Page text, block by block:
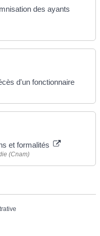
des ayants
d'un fonctionnaire
et formalités
(Cnam)